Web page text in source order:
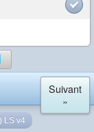
Suivant
»
LS v4